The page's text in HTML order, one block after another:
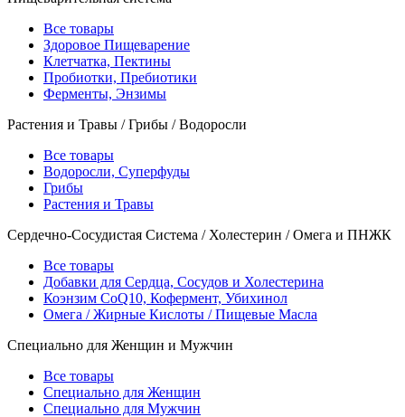
Все товары
Здоровое Пищеварение
Клетчатка, Пектины
Пробиотки, Пребиотики
Ферменты, Энзимы
Растения и Травы / Грибы / Водоросли
Все товары
Водоросли, Суперфуды
Грибы
Растения и Травы
Сердечно-Сосудистая Система / Холестерин / Омега и ПНЖК
Все товары
Добавки для Сердца, Сосудов и Холестерина
Коэнзим CoQ10, Кофермент, Убихинол
Омега / Жирные Кислоты / Пищевые Масла
Специально для Женщин и Мужчин
Все товары
Специально для Женщин
Специально для Мужчин